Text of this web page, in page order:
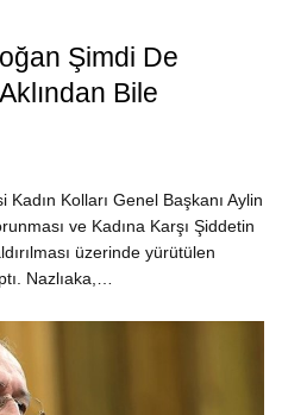
Şimdi De
Bile
Kolları Genel Başkanı Aylin
ve Kadına Karşı Şiddetin
üzerinde yürütülen
Nazlıaka,…